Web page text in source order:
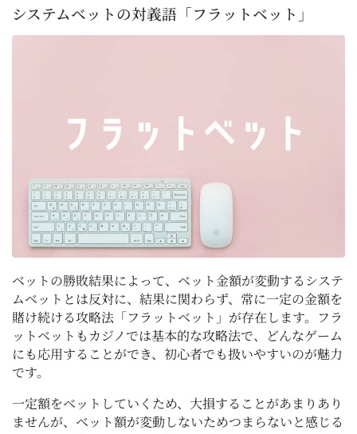
システムベットの対義語「フラットベット」
ベットの勝敗結果によって、ベット金額が変動するシステ
ムベットとは反対に、結果に関わらず、常に一定の金額を
賭け続ける攻略法「フラットベット」が存在します。フラ
ットベットもカジノでは基本的な攻略法で、どんなゲーム
にも応用することができ、初心者でも扱いやすいのが魅力
です。
一定額をベットしていくため、大損することがあまりあり
ませんが、ベット額が変動しないためつまらないと感じる